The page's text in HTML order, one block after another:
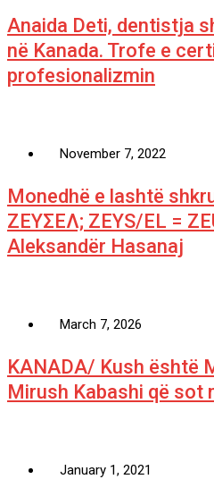
Anaida Deti, dentistja
në Kanada. Trofe e
profesionalizmin
November 7, 2022
Monedhë e lashtë
ΖΕΥΣΕΛ; ZEYS/EL =
Aleksandër Hasanaj
March 7, 2026
KANADA/ Kush është
Mirush Kabashi që sot
January 1, 2021